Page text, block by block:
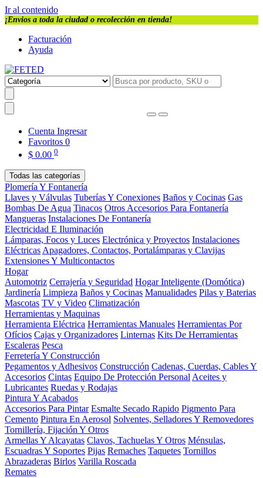
Ir al contenido
¡Envios a toda la ciudad o recolección en tienda!
Facturación
Ayuda
Cuenta Ingresar
Favoritos 0
$ 0.00 0
Todas las categorías
Plomería Y Fontanería
Llaves y Válvulas Tuberías Y Conexiones Baños y Cocinas Gas
Bombas De Agua Tinacos Otros Accesorios Para Fontanería
Mangueras Instalaciones De Fontanería
Electricidad E Iluminación
Lámparas, Focos y Luces Electrónica y Proyectos Instalaciones
Eléctricas Apagadores, Contactos, Portalámparas y Clavijas
Extensiones Y Multicontactos
Hogar
Automotriz Cerrajería y Seguridad Hogar Inteligente (Domótica)
Jardinería Limpieza Baños y Cocinas Manualidades Pilas y Baterias
Mascotas TV y Video Climatización
Herramientas y Maquinas
Herramienta Eléctrica Herramientas Manuales Herramientas Por
Ofícios Cajas y Organizadores Linternas Kits De Herramientas
Escaleras Pesca
Ferretería Y Construcción
Pegamentos y Adhesivos Construcción Cadenas, Cuerdas, Cables Y
Accesorios Cintas Equipo De Protección Personal Aceites y
Lubricantes Ruedas y Rodajas
Pintura Y Acabados
Accesorios Para Pintar Esmalte Secado Rapido Pigmento Para
Cemento Pintura En Aerosol Solventes, Selladores Y Removedores
Tornillería, Fijación Y Otros
Armellas Y Alcayatas Clavos, Tachuelas Y Otros Ménsulas,
Escuadras Y Soportes Pijas Remaches Taquetes Tornillos
Abrazaderas Birlos Varilla Roscada
Remates